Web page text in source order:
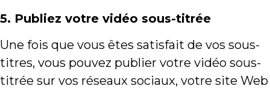
5. Publiez votre vidéo sous-titrée
Une fois que vous êtes satisfait de vos sous-
titres, vous pouvez publier votre vidéo sous-
titrée sur vos réseaux sociaux, votre site Web